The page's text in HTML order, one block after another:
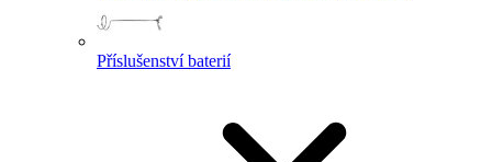
Příslušenství baterií